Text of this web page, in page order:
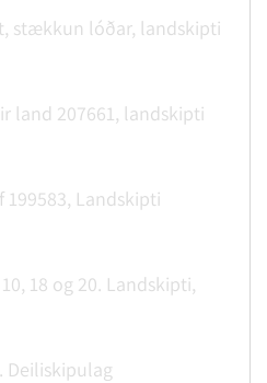
stækkun lóðar, landskipti
land 207661, landskipti
199583, Landskipti
18 og 20. Landskipti,
Deiliskipulag